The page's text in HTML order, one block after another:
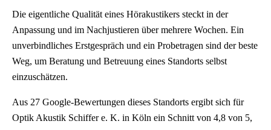
Die eigentliche Qualität eines Hörakustikers steckt in der
Anpassung und im Nachjustieren über mehrere Wochen. Ein
unverbindliches Erstgespräch und ein Probetragen sind der beste
Weg, um Beratung und Betreuung eines Standorts selbst
einzuschätzen.
Aus 27 Google-Bewertungen dieses Standorts ergibt sich für
Optik Akustik Schiffer e. K. in Köln ein Schnitt von 4,8 von 5,